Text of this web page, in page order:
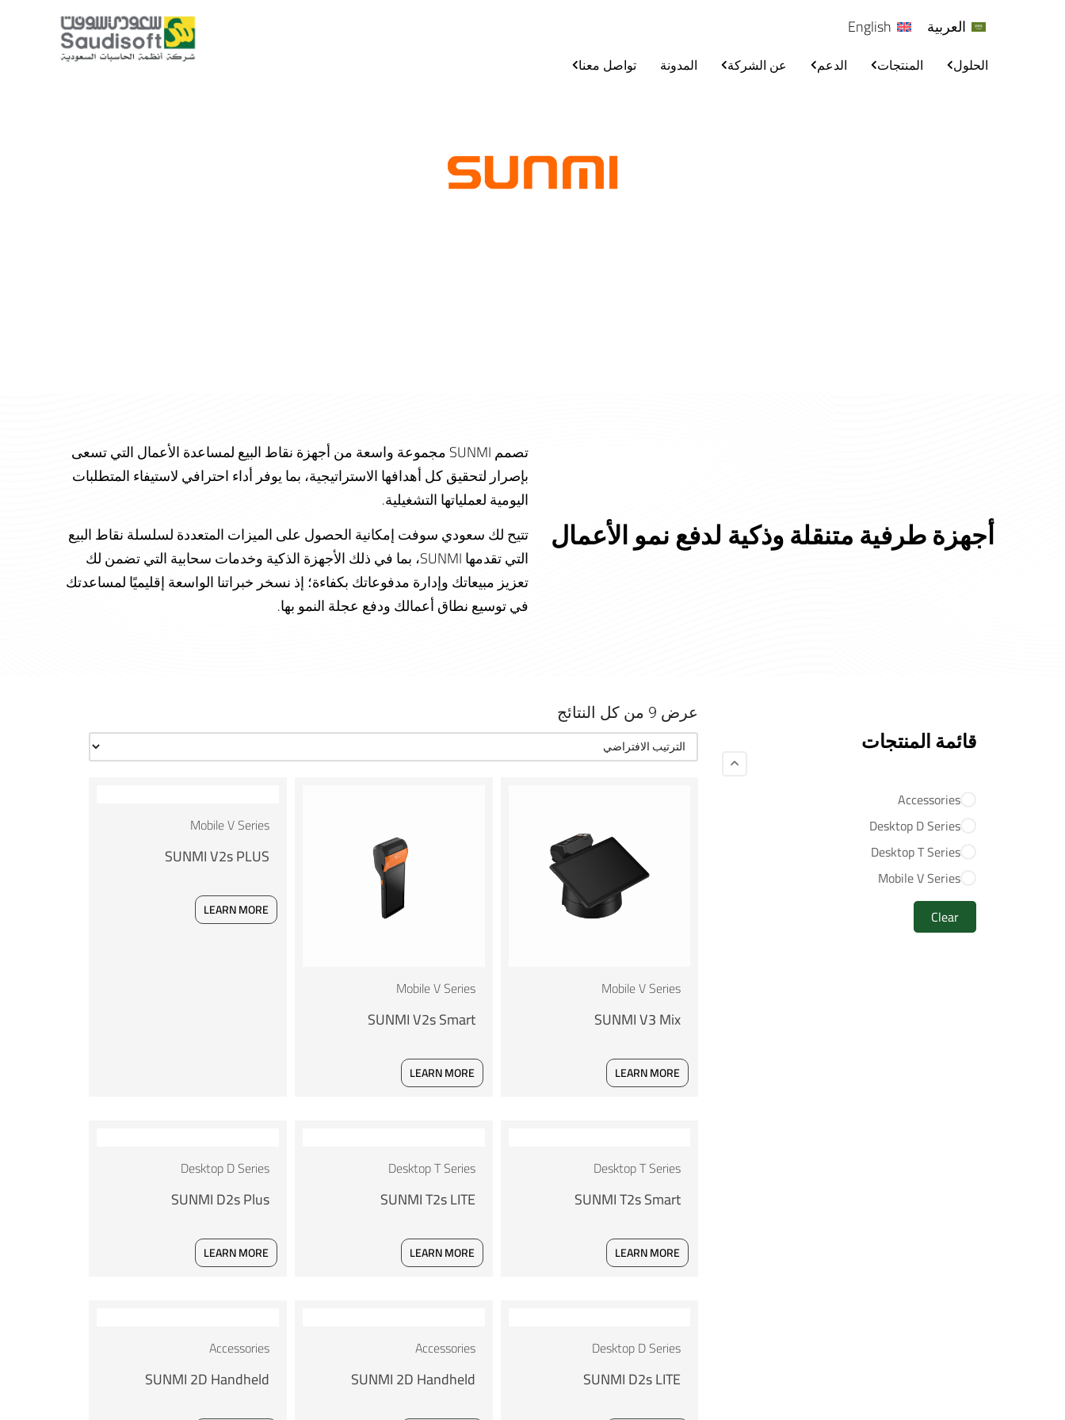
العربية English
الحلول المنتجات الدعم عن الشركة المدونة تواصل معنا
تصمم SUNMI مجموعة واسعة من أجهزة نقاط البيع لمساعدة الأعمال التي تسعى
بإصرار لتحقيق كل أهدافها الاستراتيجية، بما يوفر أداء احترافي لاستيفاء المتطلبات
اليومية لعملياتها التشغيلية.​
تتيح لك سعودي سوفت إمكانية الحصول على الميزات المتعددة لسلسلة نقاط البيع
التي تقدمها SUNMI، بما في ذلك الأجهزة الذكية وخدمات سحابية التي تضمن لك
تعزيز مبيعاتك وإدارة مدفوعاتك بكفاءة؛ إذ نسخر خبراتنا الواسعة إقليميًا لمساعدتك
في توسيع نطاق أعمالك ودفع عجلة النمو بها.​
أجهزة طرفية متنقلة وذكية لدفع نمو الأعمال​
قائمة المنتجات
Accessories
Desktop D Series
Desktop T Series
Mobile V Series
Clear
عرض ⁦9⁩ من كل النتائج
Mobile V Series
SUNMI V3 Mix
LEARN MORE
Mobile V Series
SUNMI V2s Smart
LEARN MORE
Mobile V Series
SUNMI V2s PLUS
LEARN MORE
Desktop T Series
SUNMI T2s Smart
LEARN MORE
Desktop T Series
SUNMI T2s LITE
LEARN MORE
Desktop D Series
SUNMI D2s Plus
LEARN MORE
Desktop D Series
SUNMI D2s LITE
Accessories
SUNMI 2D Handheld
Accessories
SUNMI 2D Handheld